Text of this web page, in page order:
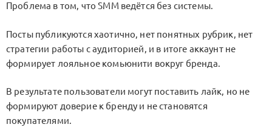
Проблема в том, что SMM ведётся без системы.
Посты публикуются хаотично, нет понятных рубрик, нет
стратегии работы с аудиторией, и в итоге аккаунт не
формирует лояльное комьюнити вокруг бренда.
В результате пользователи могут поставить лайк, но не
формируют доверие к бренду и не становятся
покупателями.